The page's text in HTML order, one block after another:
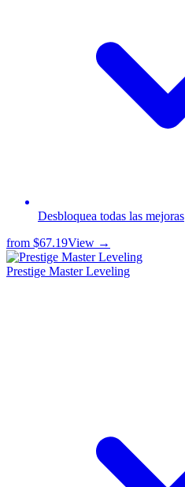
Desbloquea todas las mejoras
from $67.19View →
Prestige Master Leveling